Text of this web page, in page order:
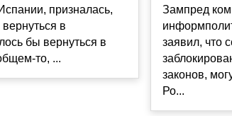
призналась,
в
бы вернуться в
то, ...
Зампред
заявил, что
законов,
Ро...